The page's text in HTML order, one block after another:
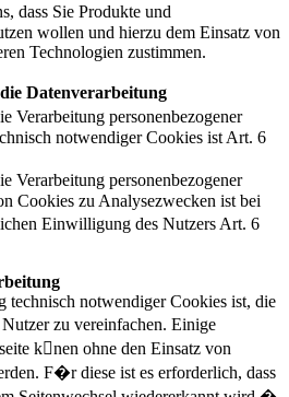
dass Sie Produkte und
wollen und hierzu dem Einsatz von
Technologien zustimmen.
Datenverarbeitung
Verarbeitung personenbezogener
notwendiger Cookies ist Art. 6
Verarbeitung personenbezogener
Cookies zu Analysezwecken ist bei
Einwilligung des Nutzers Art. 6
technisch notwendiger Cookies ist, die
zu vereinfachen. Einige
knen ohne den Einsatz von
F�r diese ist es erforderlich, dass